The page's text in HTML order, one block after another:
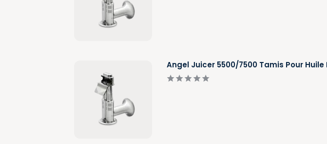
Angel Juicer 5500/7500 Tamis Pour Huile